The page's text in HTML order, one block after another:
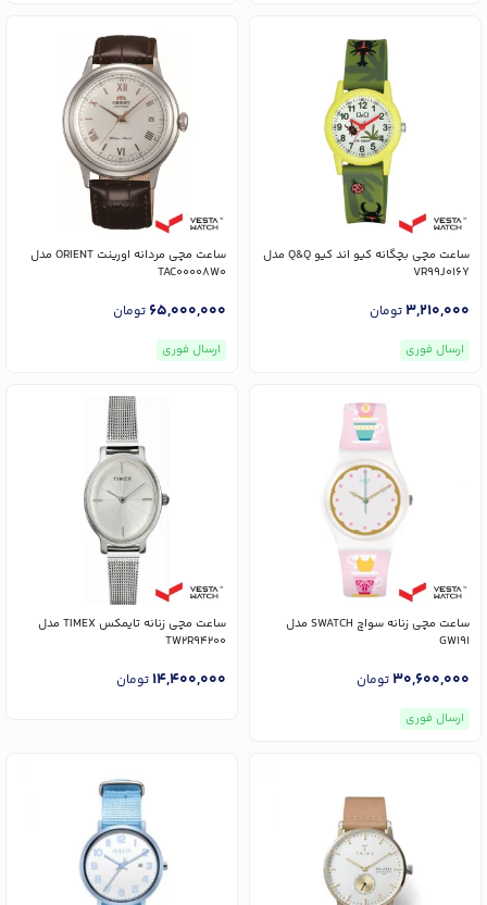
ساعت مچی بچگانه کیو اند کیو Q&Q مدل
VR99J016Y
3,210,000تومان
ارسال فوری
ساعت مچی مردانه اورینت ORIENT مدل
TAC00008W0
65,000,000 تومان
ارسال فوری
ساعت مچی زنانه سواچ SWATCH مدل
GW191
30,600,000تومان
ارسال فوری
ساعت مچی زنانه تایمکس TIMEX مدل
TW2R94200
14,400,000تومان